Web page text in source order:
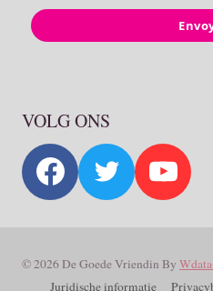
email
VOLG ONS
© 2026 De Goede Vriendin By
Juridische informatie